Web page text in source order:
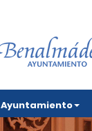
Ayuntamiento